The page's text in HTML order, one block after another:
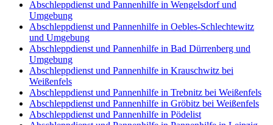
Abschleppdienst und Pannenhilfe in Wengelsdorf und
Umgebung
Abschleppdienst und Pannenhilfe in Oebles-Schlechtewitz
und Umgebung
Abschleppdienst und Pannenhilfe in Bad Dürrenberg und
Umgebung
Abschleppdienst und Pannenhilfe in Krauschwitz bei
Weißenfels
Abschleppdienst und Pannenhilfe in Trebnitz bei Weißenfels
Abschleppdienst und Pannenhilfe in Gröbitz bei Weißenfels
Abschleppdienst und Pannenhilfe in Pödelist